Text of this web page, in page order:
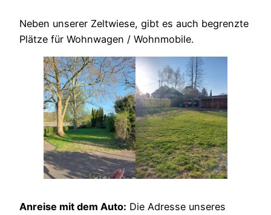
Neben unserer Zeltwiese, gibt es auch begrenzte
Plätze für Wohnwagen / Wohnmobile.
Anreise mit dem Auto: Die Adresse unseres